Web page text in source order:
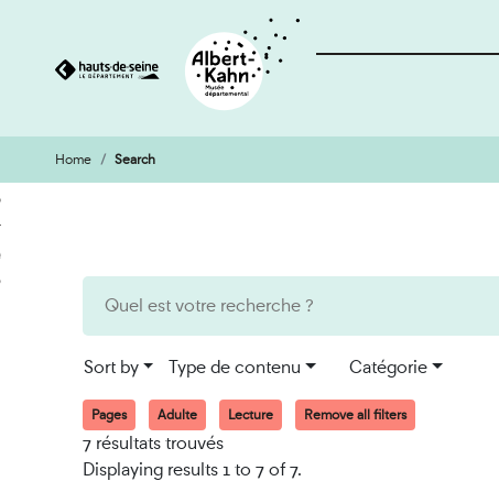
Go
to
content
Go
to
search
engine
Home Search
Sort by Type de contenu Catégorie
Pages Adulte Lecture Remove all filters
7 résultats trouvés
Displaying results 1 to 7 of 7.
Cookies management panel